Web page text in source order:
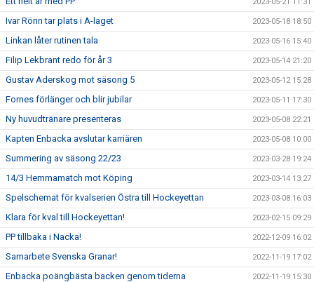
Ivar Rönn tar plats i A-laget 2023-05-18 18:50
Linkan låter rutinen tala 2023-05-16 15:40
Filip Lekbrant redo för år 3 2023-05-14 21:20
Gustav Aderskog mot säsong 5 2023-05-12 15:28
Fornes förlänger och blir jubilar 2023-05-11 17:30
Ny huvudtränare presenteras 2023-05-08 22:21
Kapten Enbacka avslutar karriären 2023-05-08 10:00
Summering av säsong 22/23 2023-03-28 19:24
14/3 Hemmamatch mot Köping 2023-03-14 13:27
Spelschemat för kvalserien Östra till Hockeyettan 2023-03-08 16:03
Klara för kval till Hockeyettan! 2023-02-15 09:29
PP tillbaka i Nacka! 2022-12-09 16:02
Samarbete Svenska Granar! 2022-11-19 17:02
Enbacka poängbästa backen genom tiderna 2022-11-19 15:30